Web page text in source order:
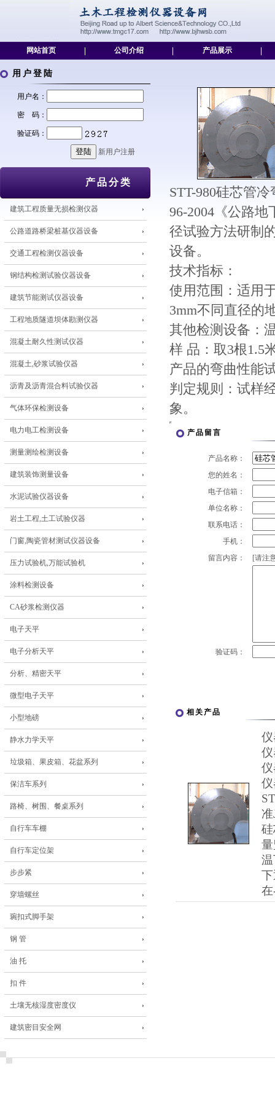
网站首页 公司介绍 产品展示
用户登陆
用户名：
密 码：
验证码：
新用户注册
产品分类
建筑工程质量无损检测仪器
公路道路桥梁桩基仪器设备
交通工程检测仪器设备
钢结构检测试验仪器设备
建筑节能测试仪器设备
工程地质隧道坝体勘测仪器
混凝土耐久性测试仪器
混凝土,砂浆试验仪器
沥青及沥青混合料试验仪器
气体环保检测设备
电力电工检测设备
测量测绘检测设备
建筑装饰测量设备
水泥试验仪器设备
岩土工程,土工试验仪器
门窗,陶瓷管材测试仪器设备
压力试验机,万能试验机
涂料检测设备
CA砂浆检测仪器
电子天平
电子分析天平
分析、精密天平
微型电子天平
小型地磅
静水力学天平
垃圾箱、果皮箱、花盆系列
保洁车系列
路椅、树围、餐桌系列
自行车车棚
自行车定位架
步步紧
穿墙螺丝
琬扣式脚手架
钢 管
油 托
扣 件
土壤无核湿度密度仪
建筑密目安全网
STT-980硅芯管
96-2004《公路
径试验方法研制
设备。
技术指标：
使用范围：适用
3mm不同直径的
其他检测设备：
样 品：取3根1.5
产品的弯曲性能
判定规则：试样
象。
产品留言
产品名称：
您的姓名：
电子信箱：
单位名称：
联系电话：
手机：
留言内容：
[请注
验证码：
相关产品